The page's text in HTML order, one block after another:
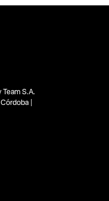
Team S.A.
|